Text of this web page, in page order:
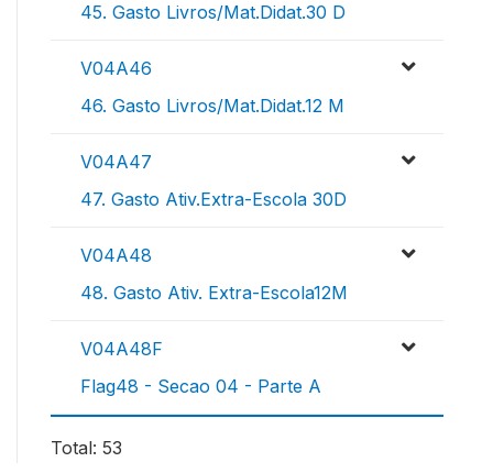
45. Gasto Livros/Mat.Didat.30 D
V04A46
46. Gasto Livros/Mat.Didat.12 M
V04A47
47. Gasto Ativ.Extra-Escola 30D
V04A48
48. Gasto Ativ. Extra-Escola12M
V04A48F
Flag48 - Secao 04 - Parte A
Total: 53